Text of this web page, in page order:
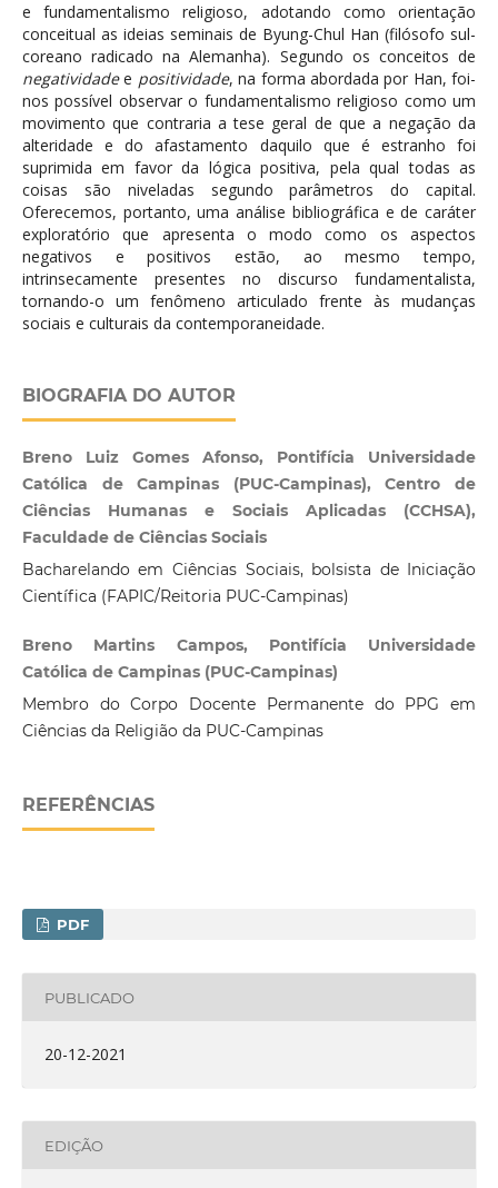
e fundamentalismo religioso, adotando como orientação
conceitual as ideias seminais de Byung-Chul Han (filósofo sul-
coreano radicado na Alemanha). Segundo os conceitos de
negatividadee positividade, na forma abordada por Han, foi-
nos possível observar o fundamentalismo religioso como um
movimento que contraria a tese geral de que a negação da
alteridade e do afastamento daquilo que é estranho foi
suprimida em favor da lógica positiva, pela qual todas as
coisas são niveladas segundo parâmetros do capital.
Oferecemos, portanto, uma análise bibliográfica e de caráter
exploratório que apresenta o modo como os aspectos
negativos e positivos estão, ao mesmo tempo,
intrinsecamente presentes no discurso fundamentalista,
tornando-o um fenômeno articulado frente às mudanças
sociais e culturais da contemporaneidade.
BIOGRAFIA DO AUTOR
Breno Luiz Gomes Afonso, Pontifícia Universidade
Católica de Campinas (PUC-Campinas), Centro de
Ciências Humanas e Sociais Aplicadas (CCHSA),
Faculdade de Ciências Sociais
Bacharelando em Ciências Sociais, bolsista de Iniciação
Científica (FAPIC/Reitoria PUC-Campinas)
Breno Martins Campos, Pontifícia Universidade
Católica de Campinas (PUC-Campinas)
Membro do Corpo Docente Permanente do PPG em
Ciências da Religião da PUC-Campinas
REFERÊNCIAS
PDF
PUBLICADO
20-12-2021
EDIÇÃO